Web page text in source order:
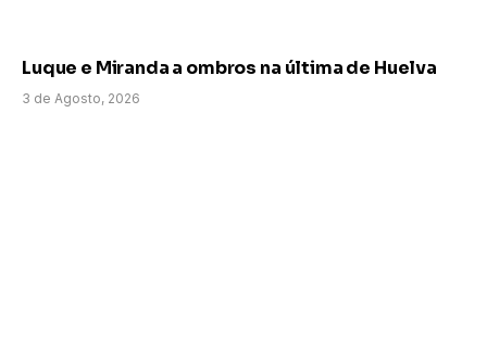
Luque e Miranda a ombros na última de Huelva
3 de Agosto, 2026